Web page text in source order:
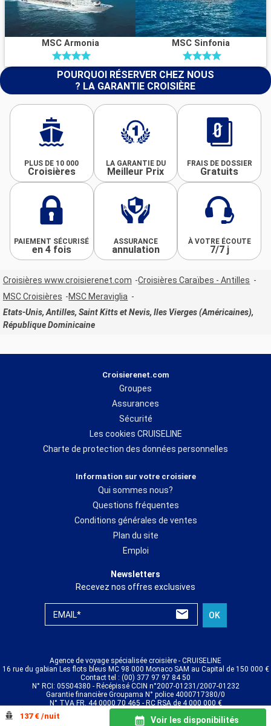
137 € /nuit Voir les disponibilités
MSC Armonia MSC Sinfonia
POURQUOI RÉSERVER CHEZ NOUS
? LA GARANTIE CROISIÈRE
PLUS DE 10 000
Croisières
LA GARANTIE DU
Meilleur Prix
FRAIS DE DOSSIER
Gratuits
PAIEMENT SÉCURISÉ
en 4 fois
ASSURANCE
annulation
À VOTRE ÉCOUTE
7/7 j
Croisières www.croisierenet.com
Croisières Caraïbes - Antilles
MSC Croisières
MSC Meraviglia
Etats-Unis, Antilles, Saint Kitts et Nevis, Iles Vierges (Américaines),
République Dominicaine
Croisierenet.com
Groupes
Assurances
Sécurité
Les cookies CRUISELINE
Charte de protection des données personnelles
Information sur votre croisiere
Qui sommes nous?
Questions fréquentes
Conditions générales de ventes
Plan du site
Emploi
Newsletters
Recevez nos offres exclusives
EMAIL* OK
Agence de voyage spécialisée croisière - CRUISELINE
16 rue du gabian Les flots bleus MC 98 000 Monaco SAM au Capital de 150 000 €
Contact tel : (00) 377 97 97 84 50
N° RCI: 05S04380 - Récépissé CCIN n°2007-01231/2007-01232
Garantie financière Groupama N° police 4000717380/0
N° TVA FR. 44 0000 70 465 - RC RSA de 4 000 000 €
© CRUISELINE 2026 - all rights reserved